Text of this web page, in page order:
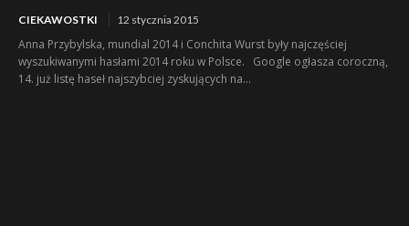
CIEKAWOSTKI 12 stycznia 2015
Anna Przybylska, mundial 2014 i Conchita Wurst były najczęściej
wyszukiwanymi hasłami 2014 roku w Polsce. Google ogłasza coroczną,
14. już listę haseł najszybciej zyskujących na...